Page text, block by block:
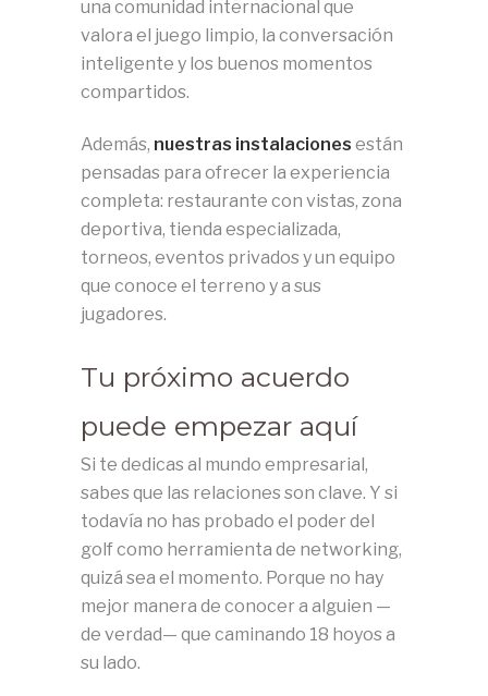
una comunidad internacional que
valora el juego limpio, la conversación
inteligente y los buenos momentos
compartidos.
Además, nuestras instalaciones están
pensadas para ofrecer la experiencia
completa: restaurante con vistas, zona
deportiva, tienda especializada,
torneos, eventos privados y un equipo
que conoce el terreno y a sus
jugadores.
Tu próximo acuerdo
puede empezar aquí
Si te dedicas al mundo empresarial,
sabes que las relaciones son clave. Y si
todavía no has probado el poder del
golf como herramienta de networking,
quizá sea el momento. Porque no hay
mejor manera de conocer a alguien —
de verdad— que caminando 18 hoyos a
su lado.